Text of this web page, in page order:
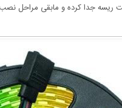
جدا کرده و مابقی مراحل نصب